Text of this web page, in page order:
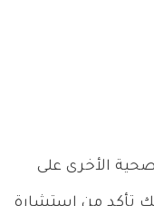
الأخرى على